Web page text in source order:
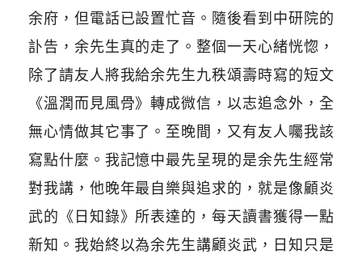
余府，但電話已設置忙音。隨後看到中研院的
訃告，余先生真的走了。整個一天心緒恍惚，
除了請友人將我給余先生九秩頌壽時寫的短文
《溫潤而見風骨》轉成微信，以志追念外，全
無心情做其它事了。至晚間，又有友人囑我該
寫點什麼。我記憶中最先呈現的是余先生經常
對我講，他晚年最自樂與追求的，就是像顧炎
武的《日知錄》所表達的，每天讀書獲得一點
新知。我始終以為余先生講顧炎武，日知只是